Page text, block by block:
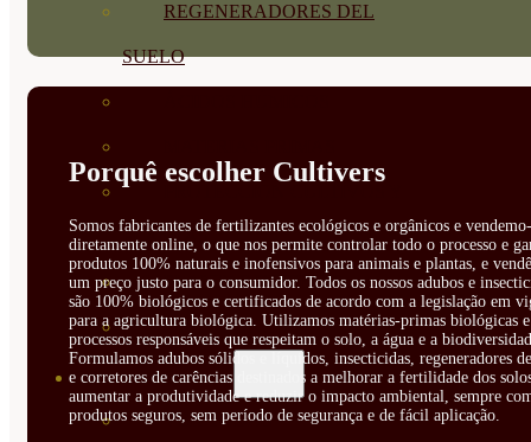
REGENERADORES DEL
SUELO
PLANTAS
PLANTAS INTERIOR
GROWPUNCH
SEMILLAS
VER TODAS
Porquê escolher Cultivers
Somos fabricantes de fertilizantes ecológicos e orgânicos e
diretamente online, o que nos permite controlar todo o processo e
produtos 100% naturais e inofensivos para animais e plantas, e
um preço justo para o consumidor. Todos os nossos adubos e
são 100% biológicos e certificados de acordo com a legislação em
para a agricultura biológica. Utilizamos matérias-primas biológicas e
processos responsáveis que respeitam o solo, a água e a
Formulamos adubos sólidos e líquidos, insecticidas, regeneradores
e corretores de carências destinados a melhorar a fertilidade dos
aumentar a produtividade e reduzir o impacto ambiental, sempre
produtos seguros, sem período de segurança e de fácil aplicação.